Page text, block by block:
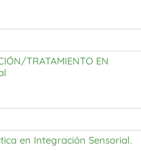
TRATAMIENTO EN
en Integración Sensorial.